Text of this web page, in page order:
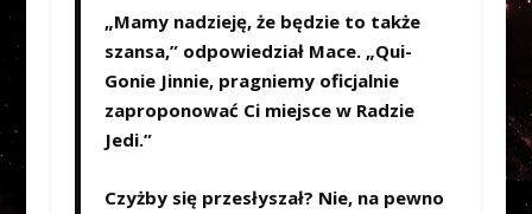
„Mamy nadzieję, że będzie to także
szansa,” odpowiedział Mace. „Qui-
Gonie Jinnie, pragniemy oficjalnie
zaproponować Ci miejsce w Radzie
Jedi.”
Czyżby się przesłyszał? Nie, na pewno